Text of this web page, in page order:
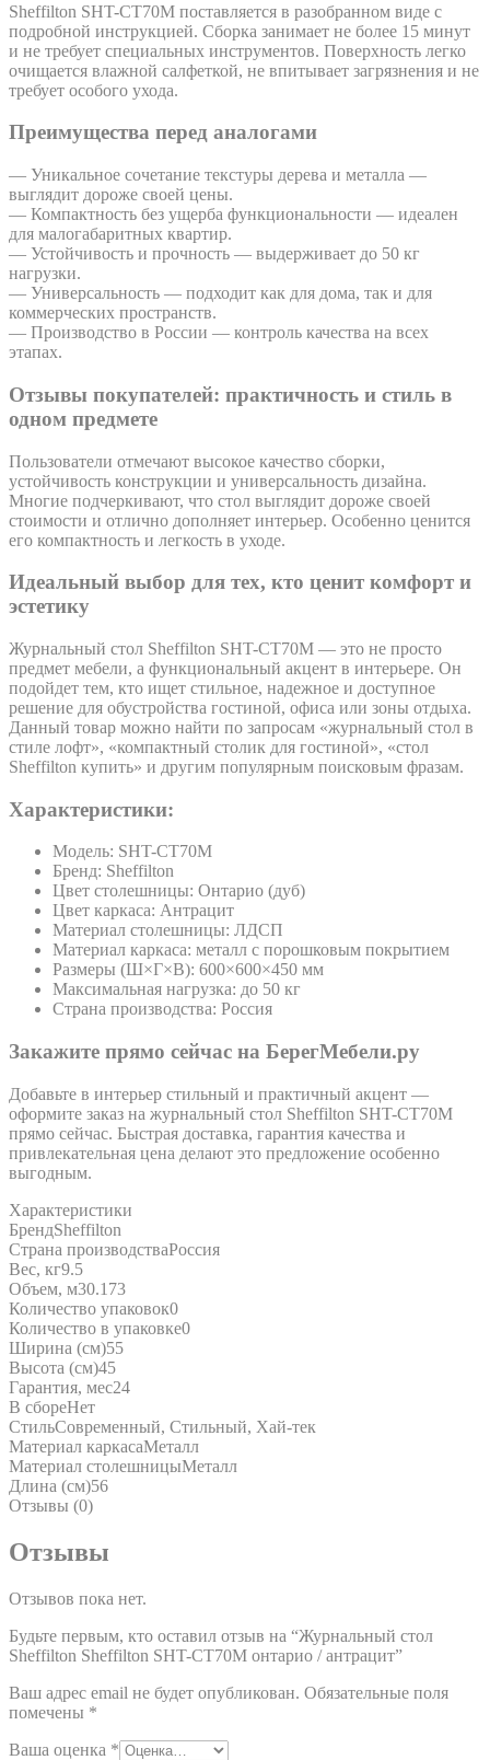
Sheffilton SHT-CT70M поставляется в разобранном виде с
подробной инструкцией. Сборка занимает не более 15 минут
и не требует специальных инструментов. Поверхность легко
очищается влажной салфеткой, не впитывает загрязнения и не
требует особого ухода.
Преимущества перед аналогами
— Уникальное сочетание текстуры дерева и металла —
выглядит дороже своей цены.
— Компактность без ущерба функциональности — идеален
для малогабаритных квартир.
— Устойчивость и прочность — выдерживает до 50 кг
нагрузки.
— Универсальность — подходит как для дома, так и для
коммерческих пространств.
— Производство в России — контроль качества на всех
этапах.
Отзывы покупателей: практичность и стиль в
одном предмете
Пользователи отмечают высокое качество сборки,
устойчивость конструкции и универсальность дизайна.
Многие подчеркивают, что стол выглядит дороже своей
стоимости и отлично дополняет интерьер. Особенно ценится
его компактность и легкость в уходе.
Идеальный выбор для тех, кто ценит комфорт и
эстетику
Журнальный стол Sheffilton SHT-CT70M — это не просто
предмет мебели, а функциональный акцент в интерьере. Он
подойдет тем, кто ищет стильное, надежное и доступное
решение для обустройства гостиной, офиса или зоны отдыха.
Данный товар можно найти по запросам «журнальный стол в
стиле лофт», «компактный столик для гостиной», «стол
Sheffilton купить» и другим популярным поисковым фразам.
Характеристики:
Модель: SHT-CT70M
Бренд: Sheffilton
Цвет столешницы: Онтарио (дуб)
Цвет каркаса: Антрацит
Материал столешницы: ЛДСП
Материал каркаса: металл с порошковым покрытием
Размеры (Ш×Г×В): 600×600×450 мм
Максимальная нагрузка: до 50 кг
Страна производства: Россия
Закажите прямо сейчас на БерегМебели.ру
Добавьте в интерьер стильный и практичный акцент —
оформите заказ на журнальный стол Sheffilton SHT-CT70M
прямо сейчас. Быстрая доставка, гарантия качества и
привлекательная цена делают это предложение особенно
выгодным.
Характеристики
БрендSheffilton
Страна производстваРоссия
Вес, кг9.5
Объем, м30.173
Количество упаковок0
Количество в упаковке0
Ширина (см)55
Высота (см)45
Гарантия, мес24
В сбореНет
СтильСовременный, Стильный, Хай-тек
Материал каркасаМеталл
Материал столешницыМеталл
Длина (см)56
Отзывы (0)
Отзывы
Отзывов пока нет.
Будьте первым, кто оставил отзыв на “Журнальный стол
Sheffilton Sheffilton SHT-CT70M онтарио / антрацит”
Ваш адрес email не будет опубликован. Обязательные поля
помечены *
Ваша оценка *